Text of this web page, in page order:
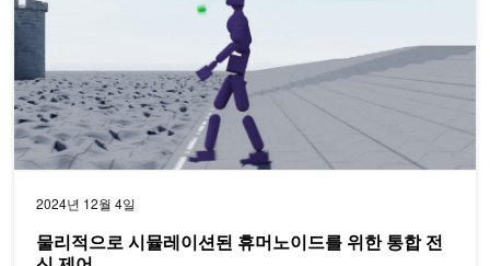
2024년 12월 4일
물리적으로 시뮬레이션된 휴머노이드를 위한 통합 전